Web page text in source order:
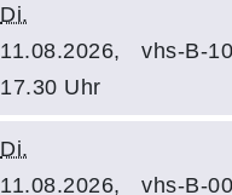
Di.
11.08.2026,
17.30 Uhr
vhs-B-
Di.
11.08.2026,
vhs-B-